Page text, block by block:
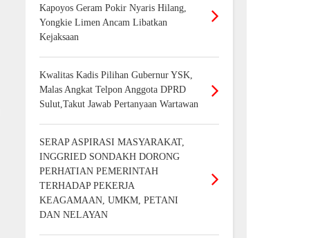
Kapoyos Geram Pokir Nyaris Hilang,
Yongkie Limen Ancam Libatkan
Kejaksaan
Kwalitas Kadis Pilihan Gubernur YSK,
Malas Angkat Telpon Anggota DPRD
Sulut,Takut Jawab Pertanyaan Wartawan
SERAP ASPIRASI MASYARAKAT,
INGGRIED SONDAKH DORONG
PERHATIAN PEMERINTAH
TERHADAP PEKERJA
KEAGAMAAN, UMKM, PETANI
DAN NELAYAN